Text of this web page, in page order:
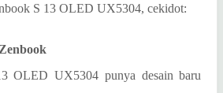
S 13 OLED UX5304, cekidot:
OLED UX5304 punya desain baru